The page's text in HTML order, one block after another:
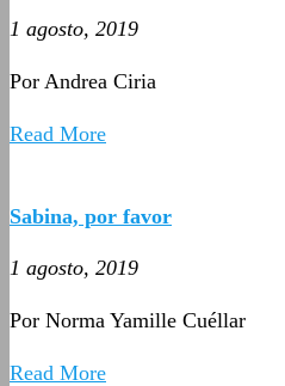
1 agosto, 2019
Por Andrea Ciria
Read More
Sabina, por favor
1 agosto, 2019
Por Norma Yamille Cuéllar
Read More